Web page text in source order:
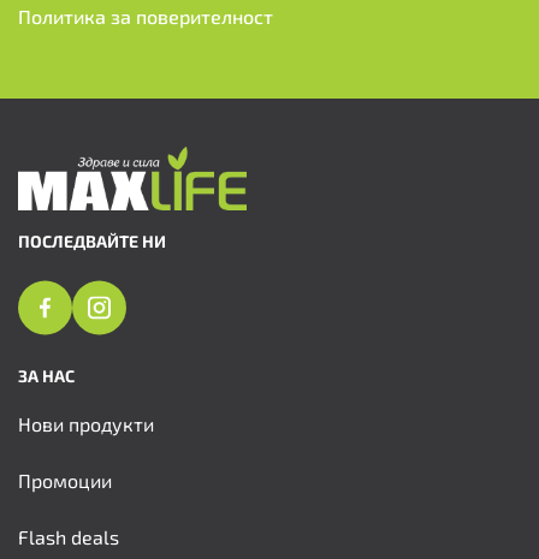
Политика за поверителност
ПОСЛЕДВАЙТЕ НИ
ЗА НАС
Нови продукти
Промоции
Flash deals